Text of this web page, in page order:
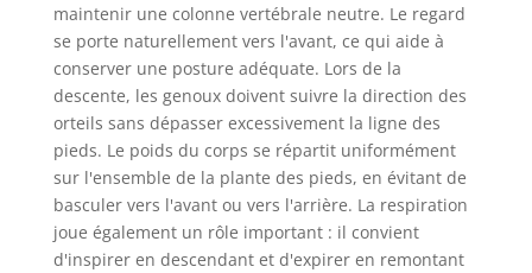
maintenir une colonne vertébrale neutre. Le regard
se porte naturellement vers l'avant, ce qui aide à
conserver une posture adéquate. Lors de la
descente, les genoux doivent suivre la direction des
orteils sans dépasser excessivement la ligne des
pieds. Le poids du corps se répartit uniformément
sur l'ensemble de la plante des pieds, en évitant de
basculer vers l'avant ou vers l'arrière. La respiration
joue également un rôle important : il convient
d'inspirer en descendant et d'expirer en remontant